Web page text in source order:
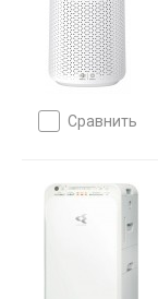
сравнить